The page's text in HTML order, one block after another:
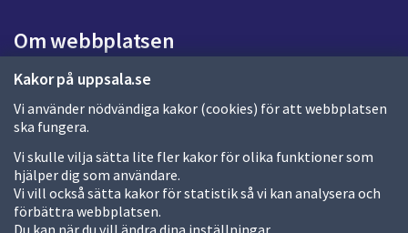
Kakor på uppsala.se
Vi använder nödvändiga kakor (cookies) för att webbplatsen
ska fungera.
Vi skulle vilja sätta lite fler kakor för olika funktioner som
hjälper dig som användare.
Vi vill också sätta kakor för statistik så vi kan analysera och
förbättra webbplatsen.
Du kan när du vill ändra dina inställningar.
d
a
Om webbplatsen
Om webbplatsen
Allmänna handlingar och diarium
Behandling av personuppgifter
Kakor
Språk (other languages)